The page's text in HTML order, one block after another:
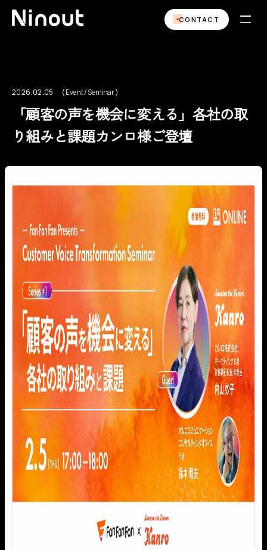
CONTACT
2026.02.05
Event / Seminar
「顧客の声を機会に変える」各社の取
り組みと課題カンロ様ご登壇